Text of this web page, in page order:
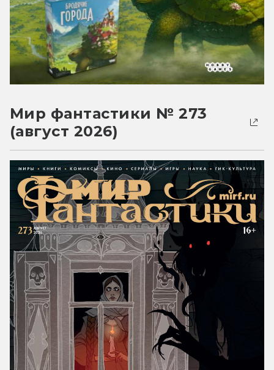
Мир фантастики № 273
(август 2026)